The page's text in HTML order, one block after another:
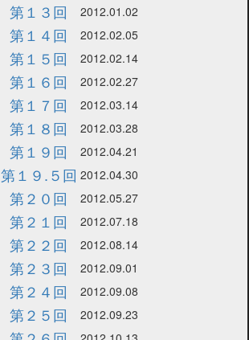
第１３回 2012.01.02
第１４回 2012.02.05
第１５回 2012.02.14
第１６回 2012.02.27
第１７回 2012.03.14
第１８回 2012.03.28
第１９回 2012.04.21
第１９.５回 2012.04.30
第２０回 2012.05.27
第２１回 2012.07.18
第２２回 2012.08.14
第２３回 2012.09.01
第２４回 2012.09.08
第２５回 2012.09.23